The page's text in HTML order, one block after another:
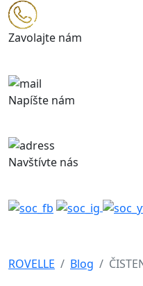
Zavolajte nám
Napíšte nám
Navštívte nás
ROVELLE Blog